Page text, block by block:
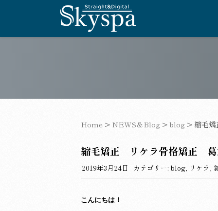
Home > NEWS＆Blog >blog > 縮毛
縮毛矯正 リケラ骨格矯正
2019年3月24日 カテゴリー: blog, リケラ ,
こんにちは！